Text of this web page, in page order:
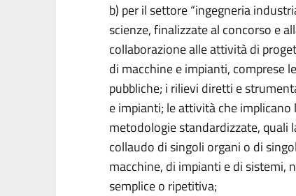
b) per il settore “ingegneria
scienze, finalizzate al concorso e
collaborazione alle attività di
di macchine e impianti, comprese
pubbliche; i rilievi diretti e
e impianti; le attività che implicano
metodologie standardizzate, quali
collaudo di singoli organi o di
macchine, di impianti e di sistemi,
semplice o ripetitiva;